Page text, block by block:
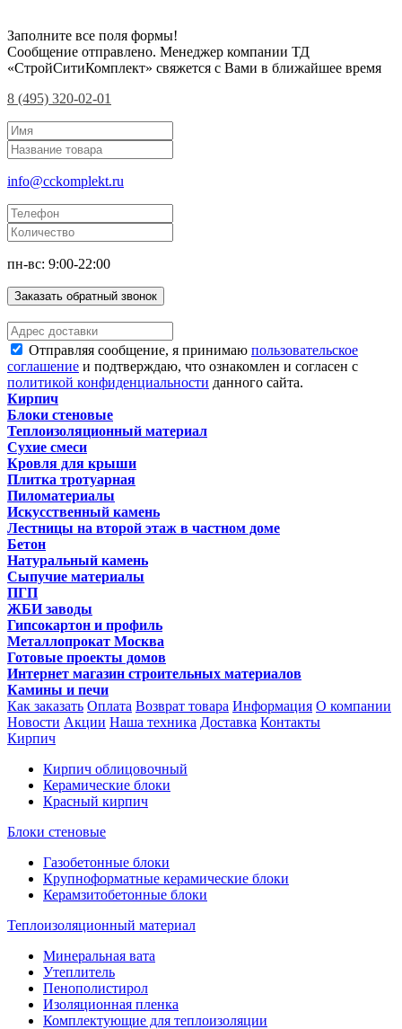
Заполните все поля формы!
Сообщение отправлено. Менеджер компании ТД
«СтройСитиКомплект» свяжется с Вами в ближайшее время
8 (495) 320-02-01
info@cckomplekt.ru
пн-вс: 9:00-22:00
Заказать обратный звонок
Отправляя сообщение, я принимаю пользовательское
соглашение и подтверждаю, что ознакомлен и согласен с
политикой конфиденциальности данного сайта.
Кирпич
Блоки стеновые
Теплоизоляционный материал
Сухие смеси
Кровля для крыши
Плитка тротуарная
Пиломатериалы
Искусственный камень
Лестницы на второй этаж в частном доме
Бетон
Натуральный камень
Сыпучие материалы
ПГП
ЖБИ заводы
Гипсокартон и профиль
Металлопрокат Москва
Готовые проекты домов
Интернет магазин строительных материалов
Камины и печи
Как заказать Оплата Возврат товара Информация О компании
Новости Акции Наша техника Доставка Контакты
Кирпич
Кирпич облицовочный
Керамические блоки
Красный кирпич
Блоки стеновые
Газобетонные блоки
Крупноформатные керамические блоки
Керамзитобетонные блоки
Теплоизоляционный материал
Минеральная вата
Утеплитель
Пенополистирол
Изоляционная пленка
Комплектующие для теплоизоляции